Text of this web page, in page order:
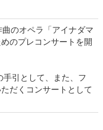
のオペラ「アイナダマ
のプレコンサートを開
手引として、また、フ
だくコンサートとして